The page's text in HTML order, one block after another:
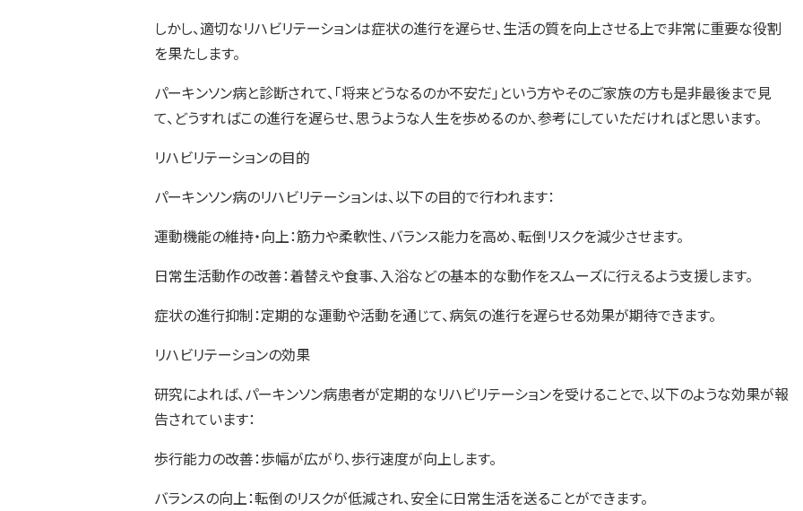
しかし、適切なリハビリテーションは症状の進行を遅らせ、生活の質を向上させる上で非常に重要な役割
を果たします。
パーキンソン病と診断されて、「将来どうなるのか不安だ」という方やそのご家族の方も是非最後まで見
て、どうすればこの進行を遅らせ、思うような人生を歩めるのか、参考にしていただければと思います。
リハビリテーションの目的
パーキンソン病のリハビリテーションは、以下の目的で行われます：
運動機能の維持・向上：筋力や柔軟性、バランス能力を高め、転倒リスクを減少させます。
日常生活動作の改善：着替えや食事、入浴などの基本的な動作をスムーズに行えるよう支援します。
症状の進行抑制：定期的な運動や活動を通じて、病気の進行を遅らせる効果が期待できます。
リハビリテーションの効果
研究によれば、パーキンソン病患者が定期的なリハビリテーションを受けることで、以下のような効果が報
告されています：
歩行能力の改善：歩幅が広がり、歩行速度が向上します。
バランスの向上：転倒のリスクが低減され、安全に日常生活を送ることができます。